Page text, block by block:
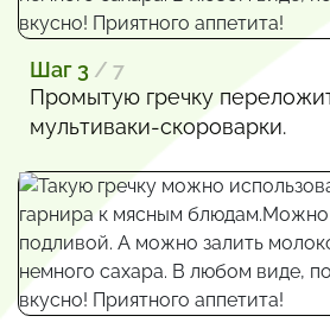
Шаг 3 / 7
Промытую гречку
мультиваки-скороварки.